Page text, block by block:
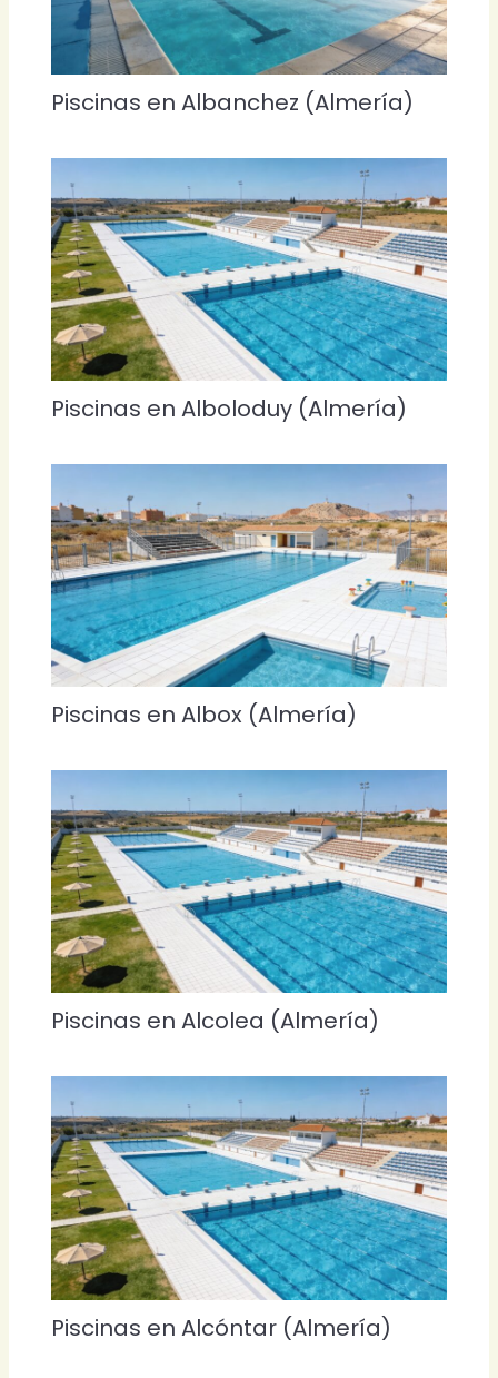
Piscinas en Albanchez (Almería)
Piscinas en Alboloduy (Almería)
Piscinas en Albox (Almería)
Piscinas en Alcolea (Almería)
Piscinas en Alcóntar (Almería)